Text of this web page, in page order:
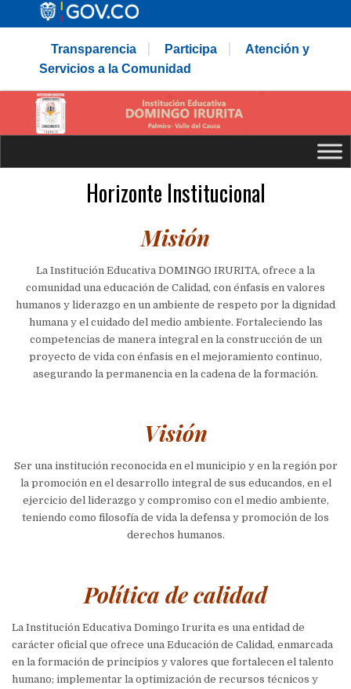
Transparencia Participa
Atención y
Servicios a la Comunidad
Horizonte Institucional
Misión
La Institución Educativa DOMINGO IRURITA, ofrece a la
comunidad una educación de Calidad, con énfasis en valores
humanos y liderazgo en un ambiente de respeto por la dignidad
humana y el cuidado del medio ambiente. Fortaleciendo las
competencias de manera integral en la construcción de un
proyecto de vida con énfasis en el mejoramiento continuo,
asegurando la permanencia en la cadena de la formación.
Visión
Ser una institución reconocida en el municipio y en la región por
la promoción en el desarrollo integral de sus educandos, en el
ejercicio del liderazgo y compromiso con el medio ambiente,
teniendo como filosofía de vida la defensa y promoción de los
derechos humanos.
Política de calidad
La Institución Educativa Domingo Irurita es una entidad de
carácter oficial que ofrece una Educación de Calidad, enmarcada
en la formación de principios y valores que fortalecen el talento
humano; implementar la optimización de recursos técnicos y